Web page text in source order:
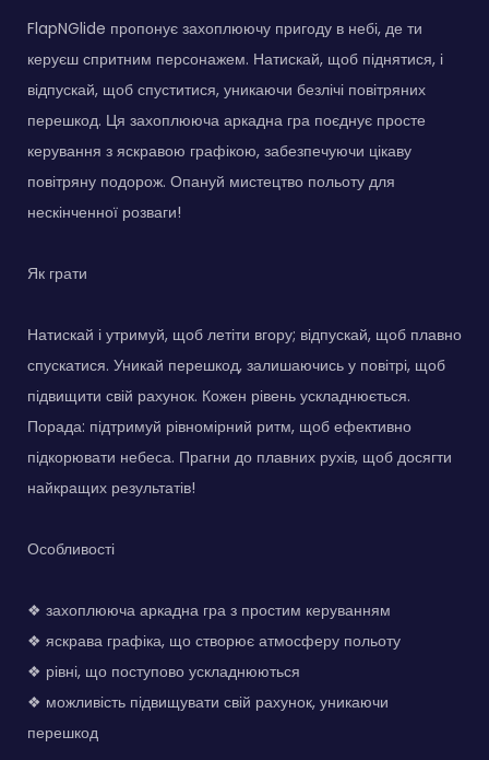
FlapNGlide пропонує захоплюючу пригоду в небі, де ти
керуєш спритним персонажем. Натискай, щоб піднятися, і
відпускай, щоб спуститися, уникаючи безлічі повітряних
перешкод. Ця захоплююча аркадна гра поєднує просте
керування з яскравою графікою, забезпечуючи цікаву
повітряну подорож. Опануй мистецтво польоту для
нескінченної розваги!
Як грати
Натискай і утримуй, щоб летіти вгору; відпускай, щоб плавно
спускатися. Уникай перешкод, залишаючись у повітрі, щоб
підвищити свій рахунок. Кожен рівень ускладнюється.
Порада: підтримуй рівномірний ритм, щоб ефективно
підкорювати небеса. Прагни до плавних рухів, щоб досягти
найкращих результатів!
Особливості
❖ захоплююча аркадна гра з простим керуванням
❖ яскрава графіка, що створює атмосферу польоту
❖ рівні, що поступово ускладнюються
❖ можливість підвищувати свій рахунок, уникаючи
перешкод